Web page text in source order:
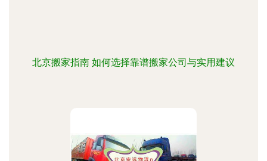
北京搬家指南 如何选择靠谱搬家公司与实用建议